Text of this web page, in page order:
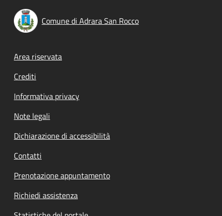
Comune di Adrara San Rocco
Footer menu
Area riservata
Crediti
Informativa privacy
Note legali
Dichiarazione di accessibilità
Contatti
Prenotazione appuntamento
Richiedi assistenza